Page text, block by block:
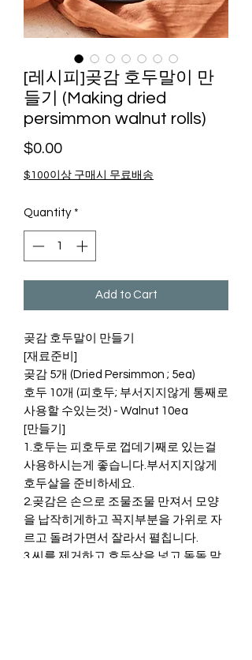
[레시피]곶감 호두말이 만
들기 (Making dried
persimmon walnut rolls)
$0.00Price
$100이상 구매시 무료배송
Quantity *
Add to Cart
곶감 호두말이 만들기
[재료준비]
곶감 5개 (Dried Persimmon ; 5ea)
호두 10개 (피호두; 부서지지않게 통째로
사용할 수있는것) - Walnut 10ea
[만들기]
1.호두는 피호두로 껍데기째로 있는걸
사용하시는게 좋습니다.부서지지않게
호두살을 준비하세요.
2.곶감은 손으로 조물조물 만져서 모양
을 납작히게하고 꼭지부분을 가위로 자
르고 돌려가면서 잘라서 펼칩니다.
3.씨를 제거하고 호두살을 넣고 돌돌 말